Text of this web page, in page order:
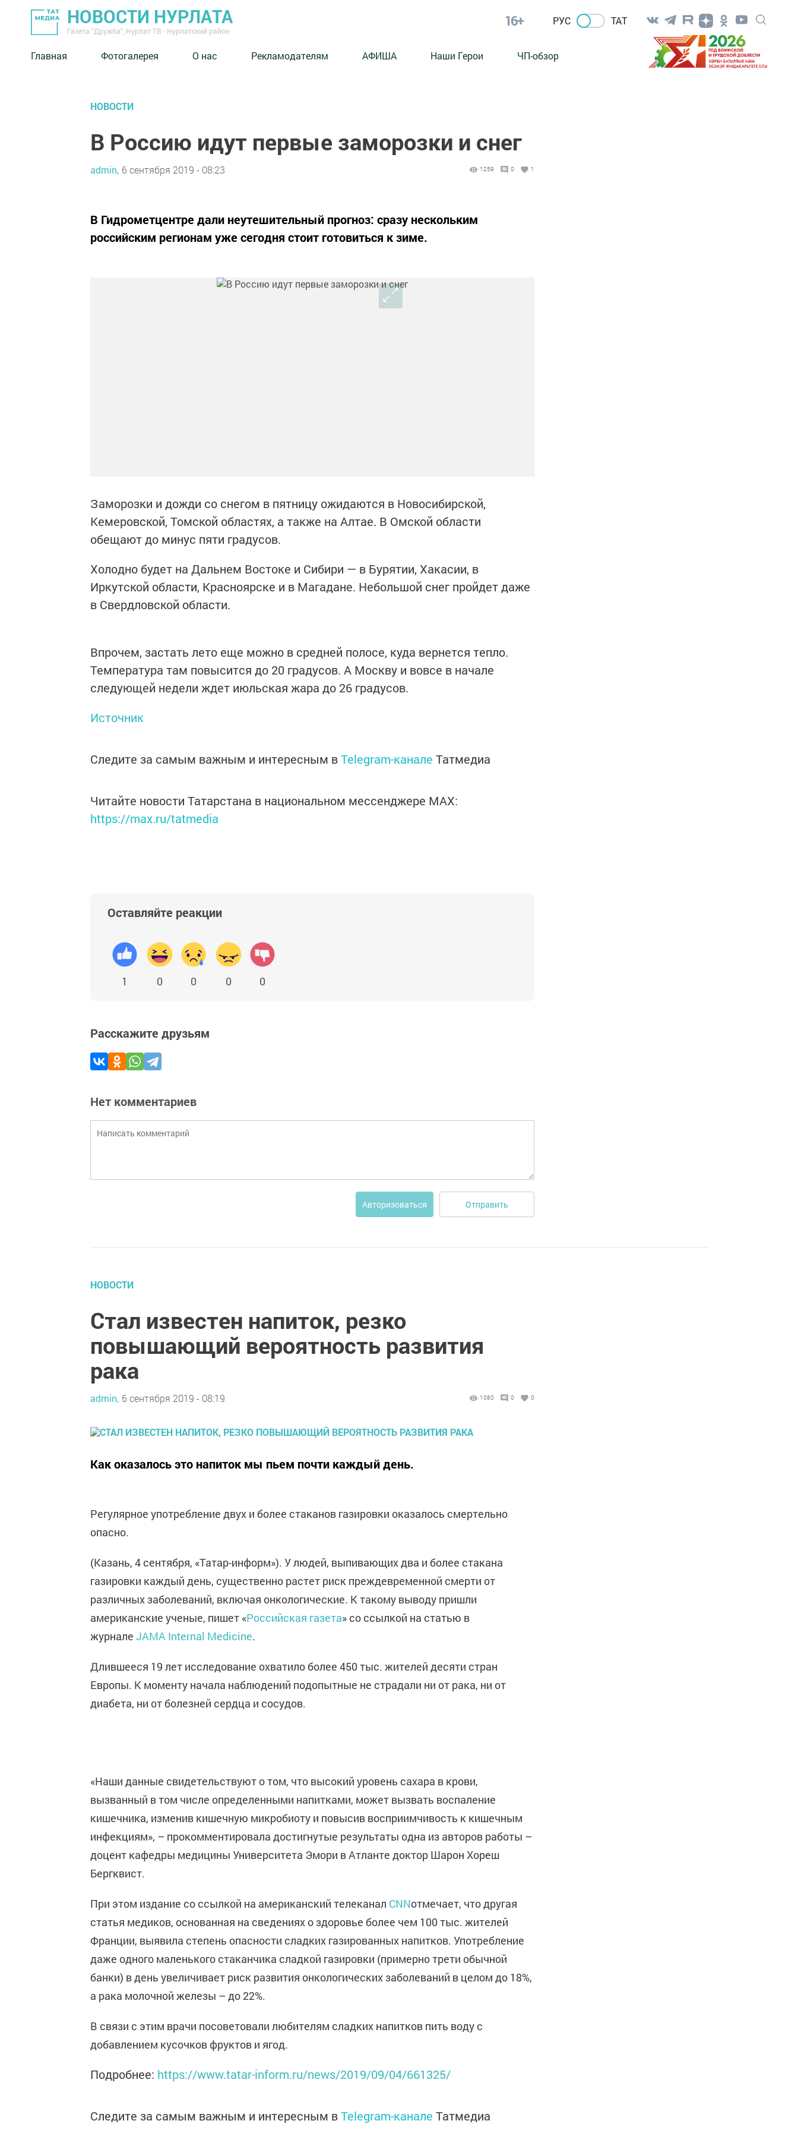
НОВОСТИ НУРЛАТА
Газета "Дружба", Нурлат ТВ - Нурлатский район
16+ РУС ТАТ
Главная Фотогалерея О нас Рекламодателям АФИША Наши Герои ЧП-обзор
НОВОСТИ
В Россию идут первые заморозки и снег
admin, 6 сентября 2019 - 08:23 1259 0 1
В Гидрометцентре дали неутешительный прогноз: сразу нескольким
российским регионам уже сегодня стоит готовиться к зиме.
Заморозки и дожди со снегом в пятницу ожидаются в Новосибирской,
Кемеровской, Томской областях, а также на Алтае. В Омской области
обещают до минус пяти градусов.
Холодно будет на Дальнем Востоке и Сибири — в Бурятии, Хакасии, в
Иркутской области, Красноярске и в Магадане. Небольшой снег пройдет даже
в Свердловской области.
Впрочем, застать лето еще можно в средней полосе, куда вернется тепло.
Температура там повысится до 20 градусов. А Москву и вовсе в начале
следующей недели ждет июльская жара до 26 градусов.
Источник
Следите за самым важным и интересным вTelegram-канале Татмедиа
Читайте новости Татарстана в национальном мессенджере MАХ:
https://max.ru/tatmedia
Оставляйте реакции
1 0 0 0 0
Расскажите друзьям
Нет комментариев
Авторизоваться Отправить
НОВОСТИ
Стал известен напиток, резко
повышающий вероятность развития
рака
admin, 6 сентября 2019 - 08:19 1080 0 0
Как оказалось это напиток мы пьем почти каждый день.
Регулярное употребление двух и более стаканов газировки оказалось смертельно
опасно.
(Казань, 4 сентября, «Татар-информ»). У людей, выпивающих два и более стакана
газировки каждый день, существенно растет риск преждевременной смерти от
различных заболеваний, включая онкологические. К такому выводу пришли
американские ученые, пишет «Российская газета» со ссылкой на статью в
журнале JAMA Internal Medicine.
Длившееся 19 лет исследование охватило более 450 тыс. жителей десяти стран
Европы. К моменту начала наблюдений подопытные не страдали ни от рака, ни от
диабета, ни от болезней сердца и сосудов.
«Наши данные свидетельствуют о том, что высокий уровень сахара в крови,
вызванный в том числе определенными напитками, может вызвать воспаление
кишечника, изменив кишечную микробиоту и повысив восприимчивость к кишечным
инфекциям», – прокомментировала достигнутые результаты одна из авторов работы –
доцент кафедры медицины Университета Эмори в Атланте доктор Шарон Хореш
Бергквист.
При этом издание со ссылкой на американский телеканал CNNотмечает, что другая
статья медиков, основанная на сведениях о здоровье более чем 100 тыс. жителей
Франции, выявила степень опасности сладких газированных напитков. Употребление
даже одного маленького стаканчика сладкой газировки (примерно трети обычной
банки) в день увеличивает риск развития онкологических заболеваний в целом до 18%,
а рака молочной железы – до 22%.
В связи с этим врачи посоветовали любителям сладких напитков пить воду с
добавлением кусочков фруктов и ягод.
Подробнее: https://www.tatar-inform.ru/news/2019/09/04/661325/
Следите за самым важным и интересным вTelegram-канале Татмедиа